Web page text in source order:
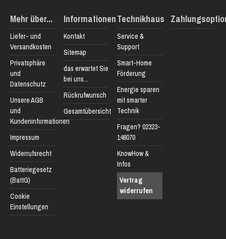
Mehr über...
Liefer- und
Versandkosten
Privatsphäre
und
Datenschutz
Unsere AGB
und
Kundeninformationen
Impressum
Widerrufsrecht
Batteriegesetz
(BattG)
Cookie
Einstellungen
Informationen
Kontakt
Sitemap
das erwartet Sie
bei uns...
Rückrufwunsch
Gesamtübersicht
Technikhaus
Service &
Support
Smart-Home
Förderung
Energie sparen
mit smarter
Technik
Fragen? 02323-
148070
KnowHow &
Infos
Vertrag
widerrufen